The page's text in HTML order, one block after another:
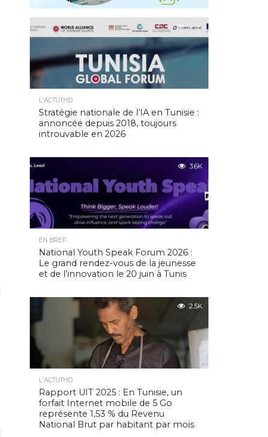
4.9K
L'ACTUTHD
Stratégie nationale de l’IA en Tunisie :
annoncée depuis 2018, toujours
introuvable en 2026
3.6K
EN BREF
National Youth Speak Forum 2026 :
Le grand rendez-vous de la jeunesse
et de l’innovation le 20 juin à Tunis
2.5K
L'ACTUTHD
Rapport UIT 2025 : En Tunisie, un
forfait Internet mobile de 5 Go
représente 1,53 % du Revenu
National Brut par habitant par mois